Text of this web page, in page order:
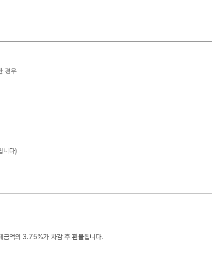
경우
니다)
금액의 3.75%가 차감 후 환불됩니다.